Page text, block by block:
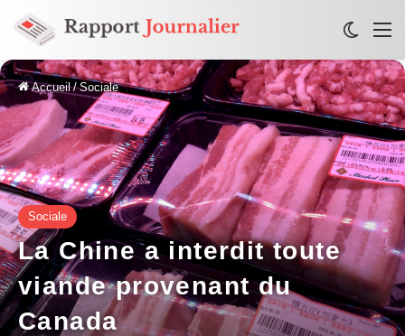
Accueil / Sociale
Sociale
La Chine a interdit toute
viande provenant du
Canada